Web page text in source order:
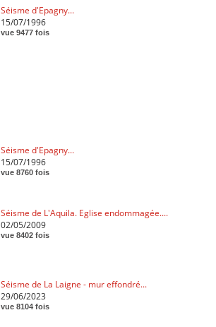
Séisme d'Epagny...
15/07/1996
vue 9477 fois
Séisme d'Epagny...
15/07/1996
vue 8760 fois
Séisme de L'Aquila. Eglise endommagée....
02/05/2009
vue 8402 fois
Séisme de La Laigne - mur effondré...
29/06/2023
vue 8104 fois